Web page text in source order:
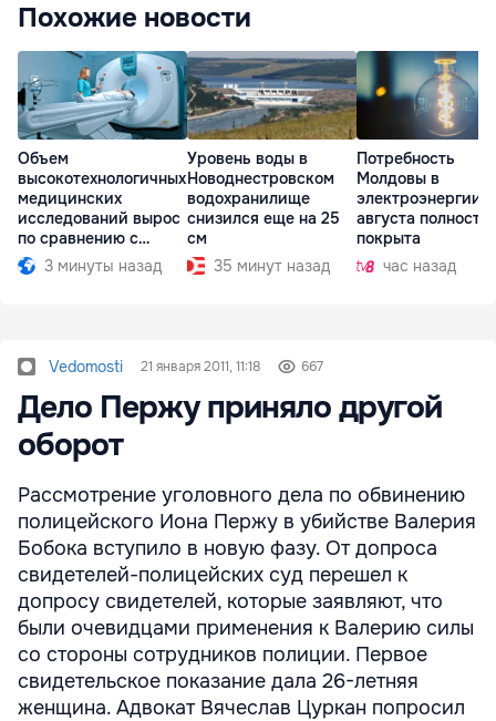
Похожие новости
Объем
высокотехнологичных
медицинских
исследований вырос
по сравнению с
прошлым годом
3 минуты назад
Уровень воды в
Новоднестровском
водохранилище
снизился еще на 25
см
35 минут назад
Потребность
Молдовы в
электроэнергии
августа
покрыта
час назад
Vedomosti 21 января 2011, 11:18 667
Дело Пержу приняло другой
оборот
Рассмотрение уголовного дела по обвинению
полицейского Иона Пержу в убийстве Валерия
Бобока вступило в новую фазу. От допроса
свидетелей-полицейских суд перешел к
допросу свидетелей, которые заявляют, что
были очевидцами применения к Валерию силы
со стороны сотрудников полиции. Первое
свидетельское показание дала 26-летняя
женщина. Адвокат Вячеслав Цуркан попросил